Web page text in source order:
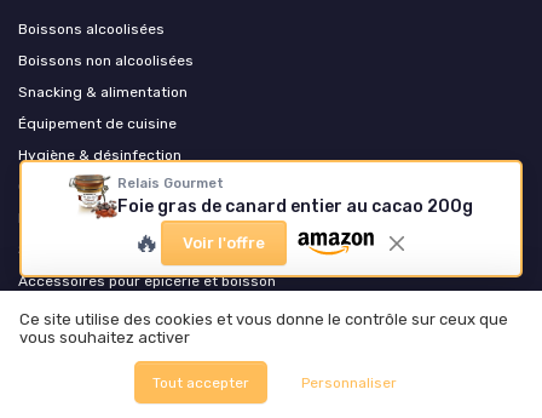
Relais Gourmet
Foie gras de canard entier au cacao 200g
🔥 Voir l'offre
Boissons alcoolisées
Boissons non alcoolisées
Snacking & alimentation
Équipement de cuisine
Hygiène & désinfection
Cadeaux & coffrets
Epicerie du monde
Sante et produits bio
Accessoires pour epicerie et boisson
Ecoresponsable et zero dechet
Arts de la table et service
Ce site utilise des cookies et vous donne le contrôle sur ceux que
vous souhaitez activer
Tout accepter Personnaliser